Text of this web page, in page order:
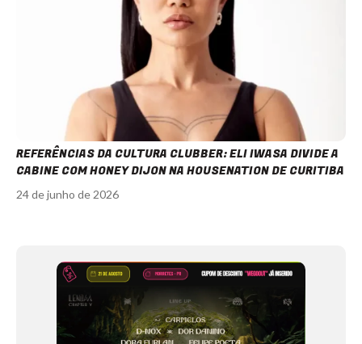
REFERÊNCIAS DA CULTURA CLUBBER: ELI IWASA DIVIDE A
CABINE COM HONEY DIJON NA HOUSENATION DE CURITIBA
24 de junho de 2026